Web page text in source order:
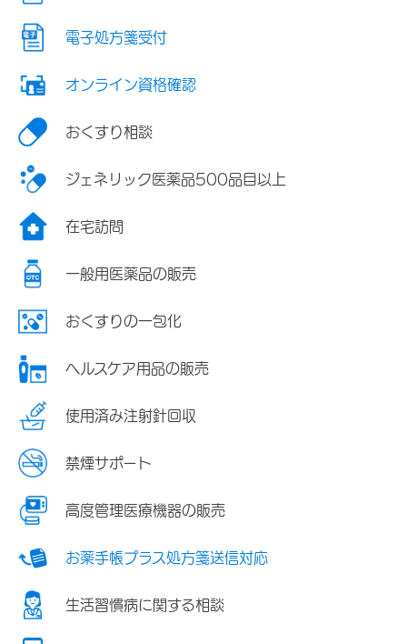
電子処方箋受付
オンライン資格確認
おくすり相談
ジェネリック医薬品500品目以上
在宅訪問
一般用医薬品の販売
おくすりの一包化
ヘルスケア用品の販売
使用済み注射針回収
禁煙サポート
高度管理医療機器の販売
お薬手帳プラス処方箋送信対応
生活習慣病に関する相談